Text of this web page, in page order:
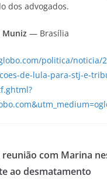
dos advogados.
Muniz — Brasília
politica/noticia/
de-lula-para-stj-e-
com Marina
ao desmatamento